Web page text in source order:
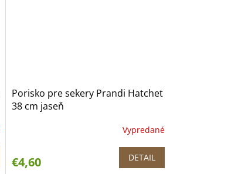
Porisko pre sekery Prandi Hatchet
38 cm jaseň
Vypredané
€4,60 DETAIL